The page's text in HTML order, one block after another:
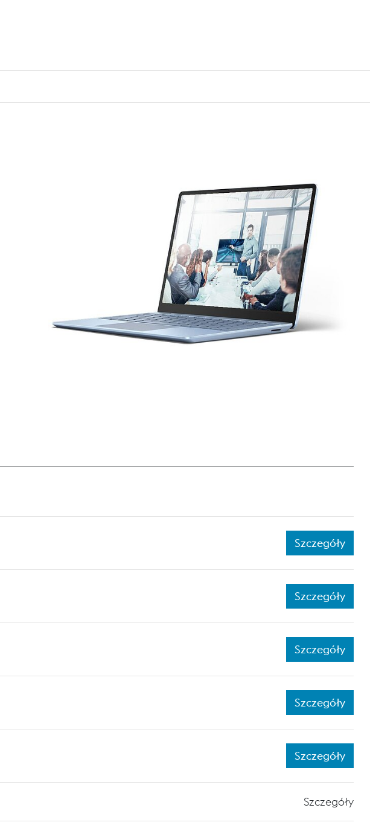
Szczegóły
Szczegóły
Szczegóły
Szczegóły
Szczegóły
Szczegóły